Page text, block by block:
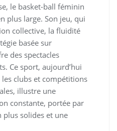
le basket-ball féminin
plus large. Son jeu, qui
collective, la fluidité
basée sur
des spectacles
Ce sport, aujourd’hui
clubs et compétitions
illustre une
constante, portée par
plus solides et une